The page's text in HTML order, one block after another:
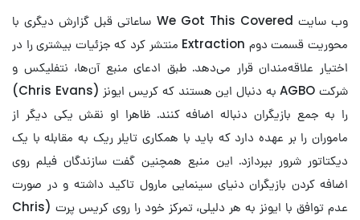
وب سایت We Got This Covered ساعاتی قبل گزارش دیگری با
محوریت قسمت دوم Extraction منتشر کرد که جزئیات بیشتری را در
اختیار علاقه‌مندان قرار می‌دهد. طبق ادعای منبع آن‌ها، نتفلیکس و
شرکت AGBO به دنبال این هستند که کریس ایونز (Chris Evans)
را به جمع بازیگران دنباله اضافه کنند. ظاهرا او نقش یکی دیگر از
ماموران را بر عهده دارد که باید با همکاری تایلر ریک به مقابله با یک
دیکتاتور شرور بپردازد. این منبع همچنین گفت سازندگان فیلم روی
اضافه کردن بازیگران دنیای سینمایی مارول تاکید داشته و در صورت
عدم توافق با ایونز به هر دلیلی، تمرکز خود را روی کریس پرت (Chris